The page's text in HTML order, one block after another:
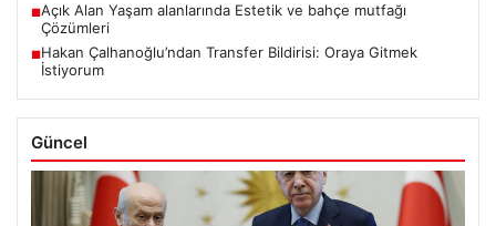
■Açık Alan Yaşam alanlarında Estetik ve bahçe mutfağı
Çözümleri
■Hakan Çalhanoğlu’ndan Transfer Bildirisi: Oraya Gitmek
İstiyorum
Güncel